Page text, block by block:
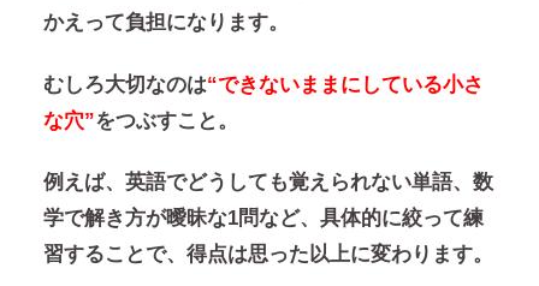
かえって負担になります。
むしろ大切なのは“できないままにしている小さ
な穴”をつぶすこと。
例えば、英語でどうしても覚えられない単語、数
学で解き方が曖昧な1問など、具体的に絞って練
習することで、得点は思った以上に変わります。